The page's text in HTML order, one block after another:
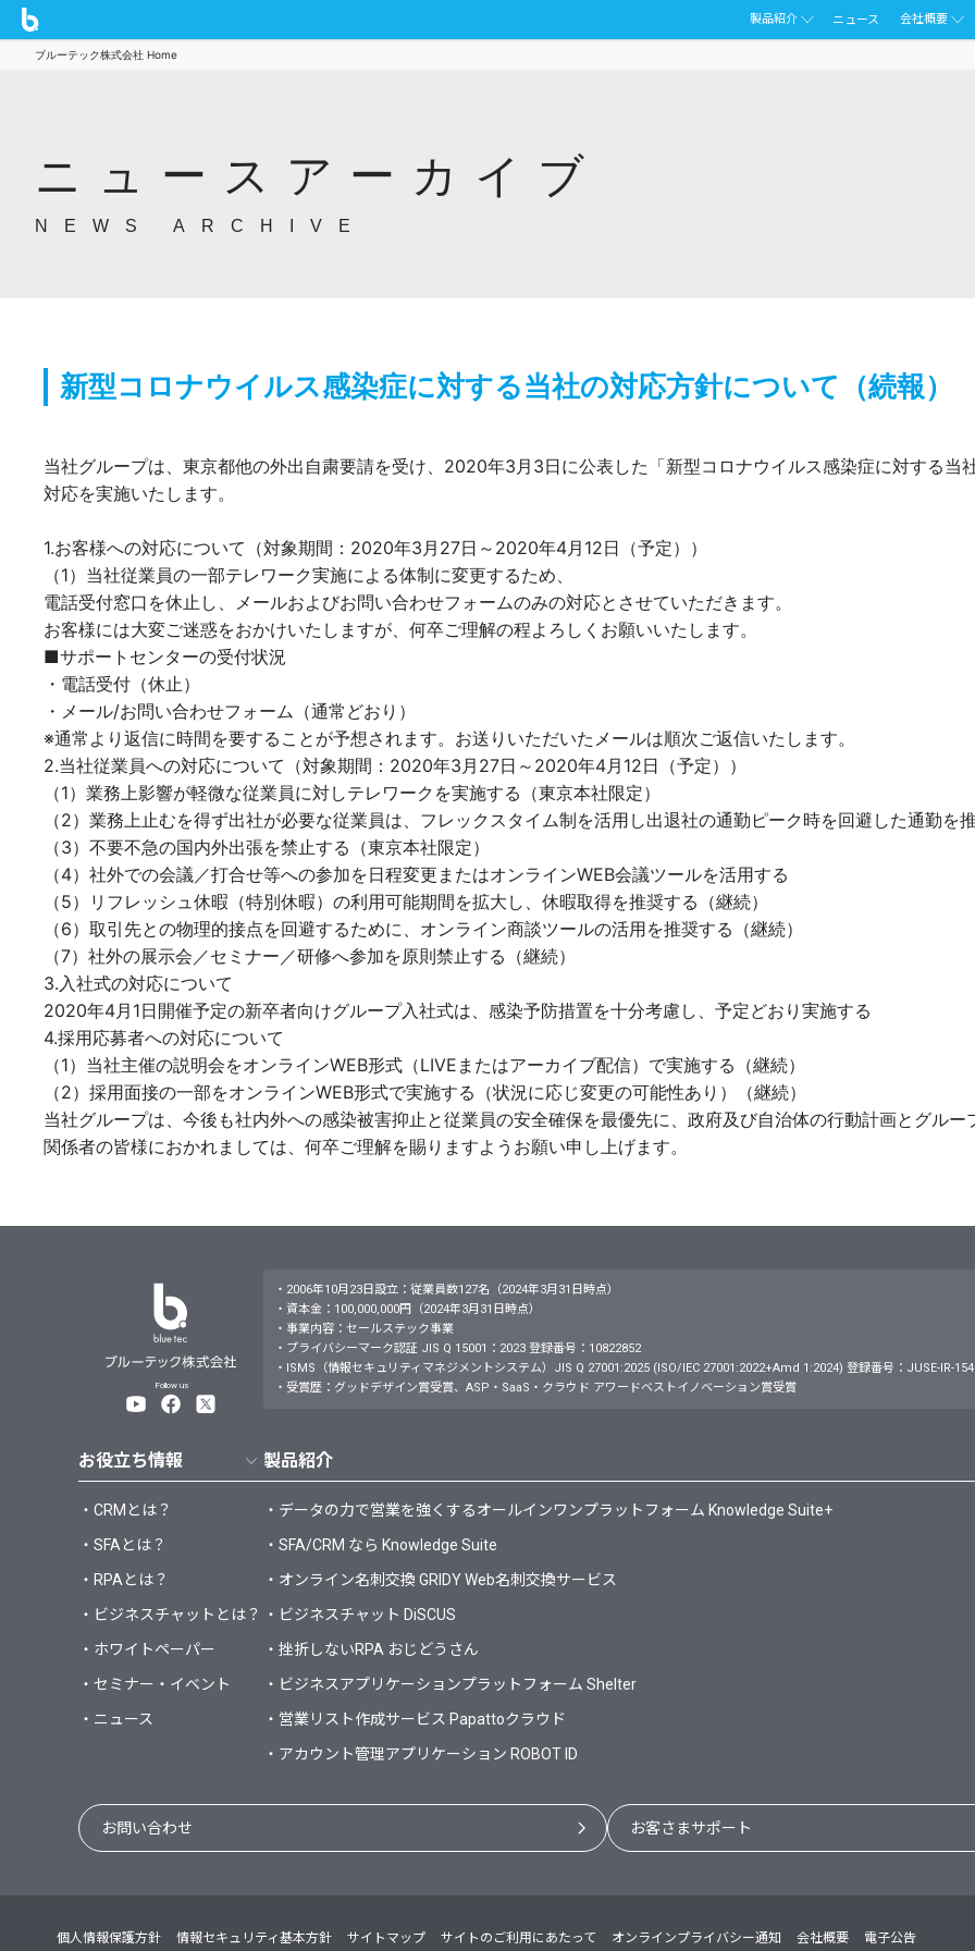
製品紹介 ニュース 会社概要
ブルーテック株式会社 Home
ニュースアーカイブ
NEWS ARCHIVE
新型コロナウイルス感染症に対する当社の対応方針について（続報）
当社グループは、東京都他の外出自粛要請を受け、2020年3月3日に公表した「新型コロナウイルス感染症に対する当
対応を実施いたします。
1.お客様への対応について（対象期間：2020年3月27日～2020年4月12日（予定））
（1）当社従業員の一部テレワーク実施による体制に変更するため、
電話受付窓口を休止し、メールおよびお問い合わせフォームのみの対応とさせていただきます。
お客様には大変ご迷惑をおかけいたしますが、何卒ご理解の程よろしくお願いいたします。
■サポートセンターの受付状況
・電話受付（休止）
・メール/お問い合わせフォーム（通常どおり）
※通常より返信に時間を要することが予想されます。お送りいただいたメールは順次ご返信いたします。
2.当社従業員への対応について（対象期間：2020年3月27日～2020年4月12日（予定））
（1）業務上影響が軽微な従業員に対しテレワークを実施する（東京本社限定）
（2）業務上止むを得ず出社が必要な従業員は、フレックスタイム制を活用し出退社の通勤ピーク時を回避した通勤を推
（3）不要不急の国内外出張を禁止する（東京本社限定）
（4）社外での会議／打合せ等への参加を日程変更またはオンラインWEB会議ツールを活用する
（5）リフレッシュ休暇（特別休暇）の利用可能期間を拡大し、休暇取得を推奨する（継続）
（6）取引先との物理的接点を回避するために、オンライン商談ツールの活用を推奨する（継続）
（7）社外の展示会／セミナー／研修へ参加を原則禁止する（継続）
3.入社式の対応について
2020年4月1日開催予定の新卒者向けグループ入社式は、感染予防措置を十分考慮し、予定どおり実施する
4.採用応募者への対応について
（1）当社主催の説明会をオンラインWEB形式（LIVEまたはアーカイブ配信）で実施する（継続）
（2）採用面接の一部をオンラインWEB形式で実施する（状況に応じ変更の可能性あり）（継続）
当社グループは、今後も社内外への感染被害抑止と従業員の安全確保を最優先に、政府及び自治体の行動計画とグルー
関係者の皆様におかれましては、何卒ご理解を賜りますようお願い申し上げます。
Follow us
・2006年10月23日設立：従業員数127名（2024年3月31日時点）
・資本金：100,000,000円（2024年3月31日時点）
・事業内容：セールステック事業
・プライバシーマーク認証 JIS Q 15001：2023 登録番号：10822852
・ISMS（情報セキュリティマネジメントシステム）JIS Q 27001:2025 (ISO/IEC 27001:2022+Amd 1:2024) 登録番号：JUSE-IR-154
・受賞歴：グッドデザイン賞受賞、ASP・SaaS・クラウド アワードベストイノベーション賞受賞
お役立ち情報
・CRMとは？
・SFAとは？
・RPAとは？
・ビジネスチャットとは？
・ホワイトペーパー
・セミナー・イベント
・ニュース
製品紹介
・データの力で営業を強くするオールインワンプラットフォーム Knowledge Suite+
・SFA/CRM なら Knowledge Suite
・オンライン名刺交換 GRIDY Web名刺交換サービス
・ビジネスチャット DiSCUS
・挫折しないRPA おじどうさん
・ビジネスアプリケーションプラットフォーム Shelter
・営業リスト作成サービス Papattoクラウド
・アカウント管理アプリケーション ROBOT ID
お問い合わせ お客さまサポート
個人情報保護方針 情報セキュリティ基本方針 サイトマップ サイトのご利用にあたって オンラインプライバシー通知 会社概要 電子公告